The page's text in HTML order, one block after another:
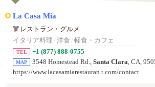
La Casa Mia
レストラン・グルメ
イタリア料理 / 洋食 / 軽食・カフェ
TEL +1 (877) 888-0755
MAP 3548 Homestead Rd., Santa Clara, CA,
https://www.lacasamiarestauran t.com/contact